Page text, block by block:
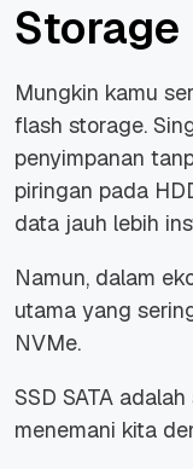
Storage
Mungkin kamu
flash storage.
penyimpanan
piringan pada
data jauh lebih
Namun, dalam
utama yang
NVMe.
SSD SATA
menemani kita